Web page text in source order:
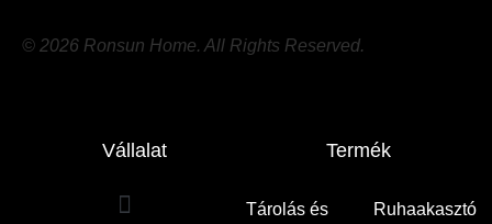
© 2026 Ronsun Home. All Rights Reserved.
Vállalat Termék
Tárolás és
Ruhaakasztó